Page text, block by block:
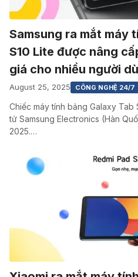
Samsung ra mắt máy
S10 Lite được nâng
giá cho nhiều người
August 25, 2025 CÔNG NGHỆ 24/7
Chiếc máy tính bảng Galaxy
tử Samsung Electronics (Hàn
2025.…